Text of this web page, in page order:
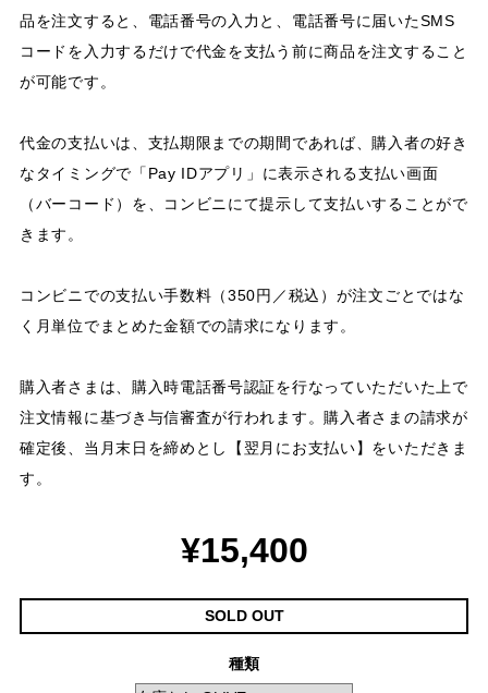
品を注文すると、電話番号の入力と、電話番号に届いたSMS
コードを入力するだけで代金を支払う前に商品を注文すること
が可能です。
代金の支払いは、支払期限までの期間であれば、購入者の好き
なタイミングで「Pay IDアプリ」に表示される支払い画面
（バーコード）を、コンビニにて提示して支払いすることがで
きます。
コンビニでの支払い手数料（350円／税込）が注文ごとではな
く月単位でまとめた金額での請求になります。
購入者さまは、購入時電話番号認証を行なっていただいた上で
注文情報に基づき与信審査が行われます。購入者さまの請求が
確定後、当月末日を締めとし【翌月にお支払い】をいただきま
す。
¥15,400
SOLD OUT
種類